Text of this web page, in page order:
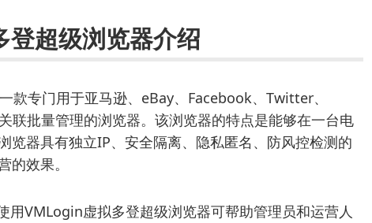
超级浏览器介绍
款专门用于亚马逊、eBay、Facebook、Twitter、
联批量管理的浏览器。该浏览器的特点是能够在一台电
览器具有独立IP、安全隔离、隐私匿名、防风控检测的
效果。
VMLogin虚拟多登超级浏览器可帮助管理员和运营人